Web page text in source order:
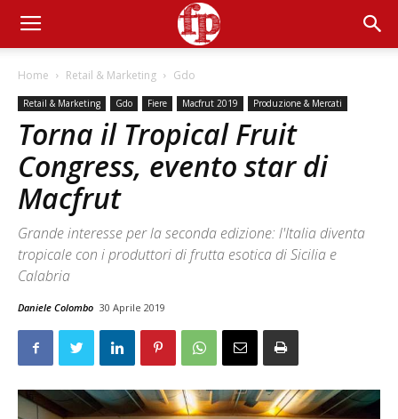
Home Retail & Marketing Gdo
Retail & Marketing Gdo Fiere Macfrut 2019 Produzione & Mercati
Torna il Tropical Fruit
Congress, evento star di
Macfrut
Grande interesse per la seconda edizione: l'Italia diventa
tropicale con i produttori di frutta esotica di Sicilia e
Calabria
Daniele Colombo 30 Aprile 2019